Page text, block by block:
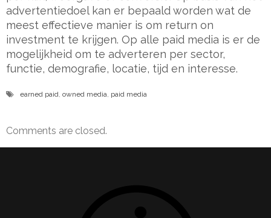
advertentiedoel kan er bepaald worden wat de
meest effectieve manier is om return on
investment te krijgen. Op alle paid media is er de
mogelijkheid om te adverteren per sector,
functie, demografie, locatie, tijd en interesse.
earned paid owned media paid media
Comments are closed.